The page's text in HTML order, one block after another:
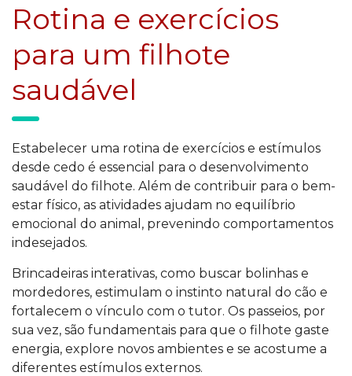
Rotina e exercícios
para um filhote
saudável
Estabelecer uma rotina de exercícios e estímulos
desde cedo é essencial para o desenvolvimento
saudável do filhote. Além de contribuir para o bem-
estar físico, as atividades ajudam no equilíbrio
emocional do animal, prevenindo comportamentos
indesejados.
Brincadeiras interativas, como buscar bolinhas e
mordedores, estimulam o instinto natural do cão e
fortalecem o vínculo com o tutor. Os passeios, por
sua vez, são fundamentais para que o filhote gaste
energia, explore novos ambientes e se acostume a
diferentes estímulos externos.